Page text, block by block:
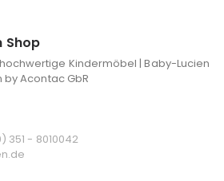
Shop
Kindermöbel | Baby-Lucien
Acontac GbR
351 - 8010042